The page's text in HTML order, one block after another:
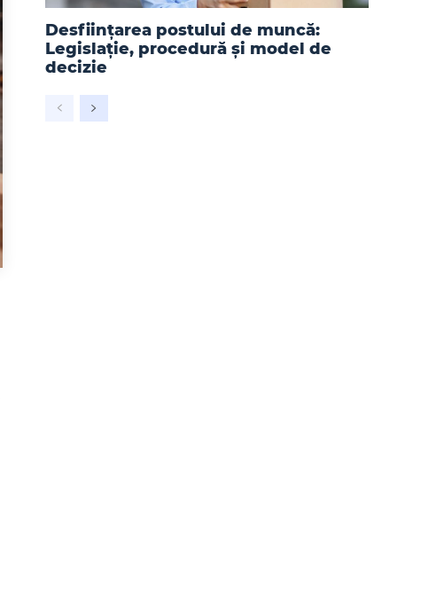
Desființarea postului de muncă:
Legislație, procedură și model de
decizie